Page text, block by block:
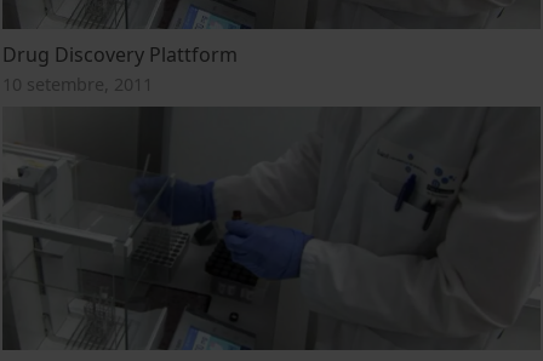
Drug Discovery Plattform
10 setembre, 2011